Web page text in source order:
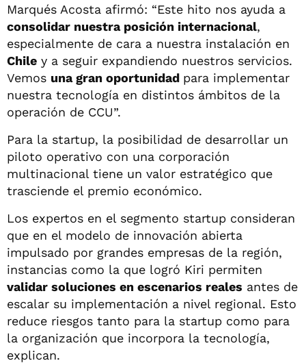
Marqués Acosta afirmó: “Este hito nos ayuda a
consolidar nuestra posición internacional,
especialmente de cara a nuestra instalación en
Chile y a seguir expandiendo nuestros servicios.
Vemos una gran oportunidad para implementar
nuestra tecnología en distintos ámbitos de la
operación de CCU”.
Para la startup, la posibilidad de desarrollar un
piloto operativo con una corporación
multinacional tiene un valor estratégico que
trasciende el premio económico.
Los expertos en el segmento startup consideran
que en el modelo de innovación abierta
impulsado por grandes empresas de la región,
instancias como la que logró Kiri permiten
validar soluciones en escenarios reales antes de
escalar su implementación a nivel regional. Esto
reduce riesgos tanto para la startup como para
la organización que incorpora la tecnología,
explican.